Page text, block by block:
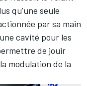
qu'une seule
par sa main
cavité pour les
de jouir
modulation de la